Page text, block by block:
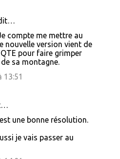
compte me mettre au
nouvelle version vient de
pour faire grimper
sa montagne.
13:51
une bonne résolution.
je vais passer au